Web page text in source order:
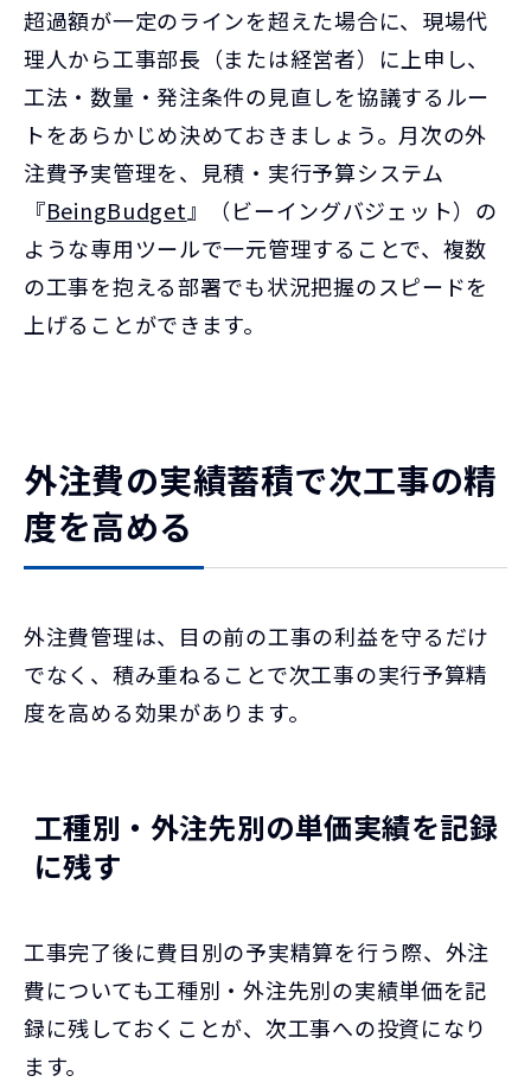
超過額が一定のラインを超えた場合に、現場代
理人から工事部長（または経営者）に上申し、
工法・数量・発注条件の見直しを協議するルー
トをあらかじめ決めておきましょう。月次の外
注費予実管理を、見積・実行予算システム
『BeingBudget 』（ビーイングバジェット）の
ような専用ツールで一元管理することで、複数
の工事を抱える部署でも状況把握のスピードを
上げることができます。
外注費の実績蓄積で次工事の精
度を高める
外注費管理は、目の前の工事の利益を守るだけ
でなく、積み重ねることで次工事の実行予算精
度を高める効果があります。
工種別・外注先別の単価実績を記録
に残す
工事完了後に費目別の予実精算を行う際、外注
費についても工種別・外注先別の実績単価を記
録に残しておくことが、次工事への投資になり
ます。